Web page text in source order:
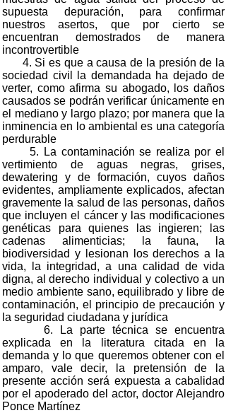
supuesta depuración, para confirmar
nuestros asertos, que por cierto se
encuentran demostrados de manera
incontrovertible
4. Si es que a causa de la presión de la
sociedad civil la demandada ha dejado de
verter, como afirma su abogado, los daños
causados se podrán verificar únicamente en
el mediano y largo plazo; por manera que la
inminencia en lo ambiental es una categoría
perdurable
5. La contaminación se realiza por el
vertimiento de aguas negras, grises,
dewatering y de formación, cuyos daños
evidentes, ampliamente explicados, afectan
gravemente la salud de las personas, daños
que incluyen el cáncer y las modificaciones
genéticas para quienes las ingieren; las
cadenas alimenticias; la fauna, la
biodiversidad y lesionan los derechos a la
vida, la integridad, a una calidad de vida
digna, al derecho individual y colectivo a un
medio ambiente sano, equilibrado y libre de
contaminación, el principio de precaución y
la seguridad ciudadana y jurídica
6. La parte técnica se encuentra
explicada en la literatura citada en la
demanda y lo que queremos obtener con el
amparo, vale decir, la pretensión de la
presente acción será expuesta a cabalidad
por el apoderado del actor, doctor Alejandro
Ponce Martínez